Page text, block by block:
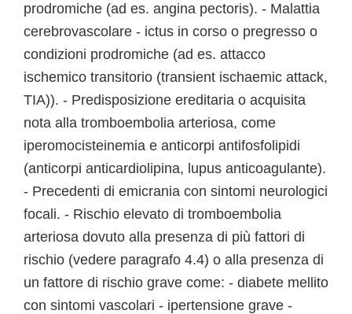
prodromiche (ad es. angina pectoris). - Malattia
cerebrovascolare - ictus in corso o pregresso o
condizioni prodromiche (ad es. attacco
ischemico transitorio (transient ischaemic attack,
TIA)). - Predisposizione ereditaria o acquisita
nota alla tromboembolia arteriosa, come
iperomocisteinemia e anticorpi antifosfolipidi
(anticorpi anticardiolipina, lupus anticoagulante).
- Precedenti di emicrania con sintomi neurologici
focali. - Rischio elevato di tromboembolia
arteriosa dovuto alla presenza di più fattori di
rischio (vedere paragrafo 4.4) o alla presenza di
un fattore di rischio grave come: - diabete mellito
con sintomi vascolari - ipertensione grave -